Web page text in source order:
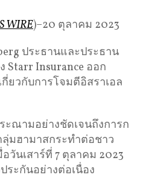
WIRE)–20 ตุลาคม 2023
ประธานและประธาน
Starr Insurance ออก
ยวกับการโจมตีอิสราเอล
ะณามอย่างชัดเจนถึงการก
มฮามาสกระทำต่อชาว
วันเสาร์ที่ 7 ตุลาคม 2023
ระกันอย่างต่อเนื่อง